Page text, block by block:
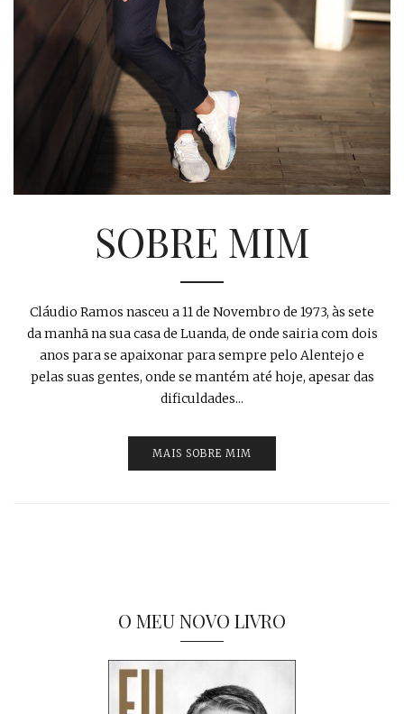
SOBRE MIM
Cláudio Ramos nasceu a 11 de Novembro de 1973, às sete
da manhã na sua casa de Luanda, de onde sairia com dois
anos para se apaixonar para sempre pelo Alentejo e
pelas suas gentes, onde se mantém até hoje, apesar das
dificuldades...
MAIS SOBRE MIM
O MEU NOVO LIVRO